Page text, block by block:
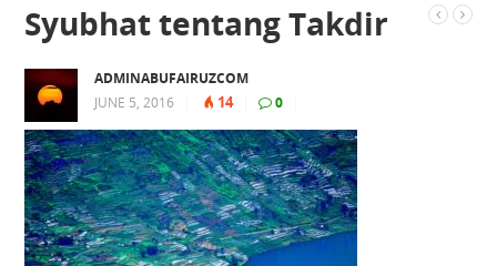
Syubhat tentang Takdir
ADMINABUFAIRUZCOM
JUNE 5, 2016
14 0